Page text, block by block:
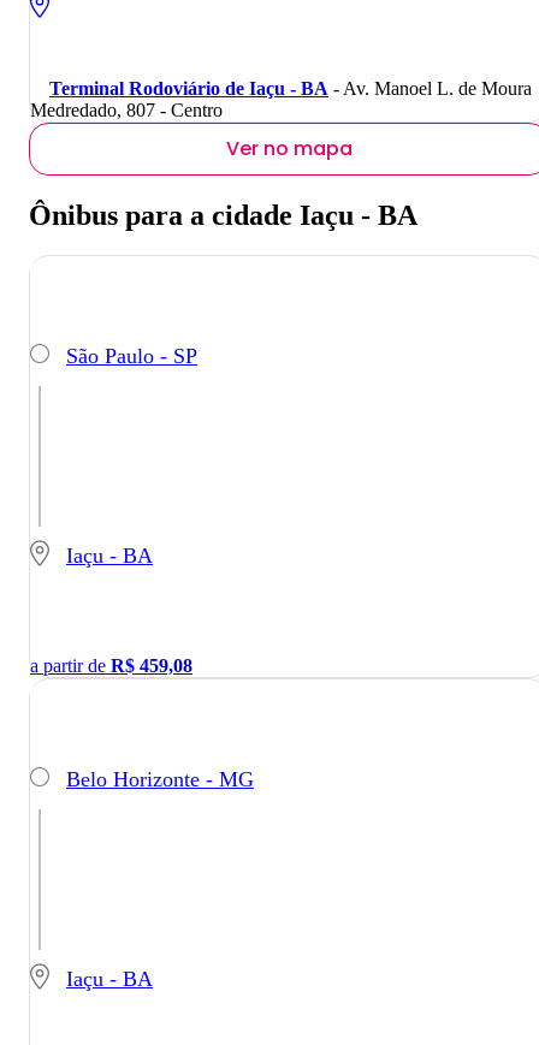
Terminal Rodoviário de Iaçu - BA - Av. Manoel L. de Moura
Medredado, 807 - Centro
Ver no mapa
Ônibus para a cidade Iaçu - BA
São Paulo - SP
Iaçu - BA
a partir de R$ 459,08
Belo Horizonte - MG
Iaçu - BA